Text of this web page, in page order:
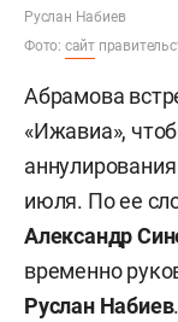
Руслан Набиев
Фото: сайт
Абрамова
«Ижавиа»,
июля. По ее
Александр
временно
Руслан Набиев.